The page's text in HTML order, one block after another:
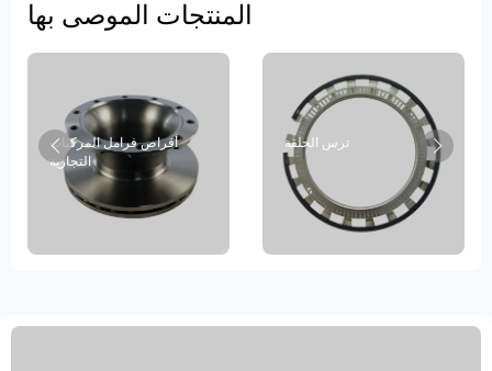
المنتجات الموصى بها
أقراص فرامل المركبات
التجارية
ترس الحلقة